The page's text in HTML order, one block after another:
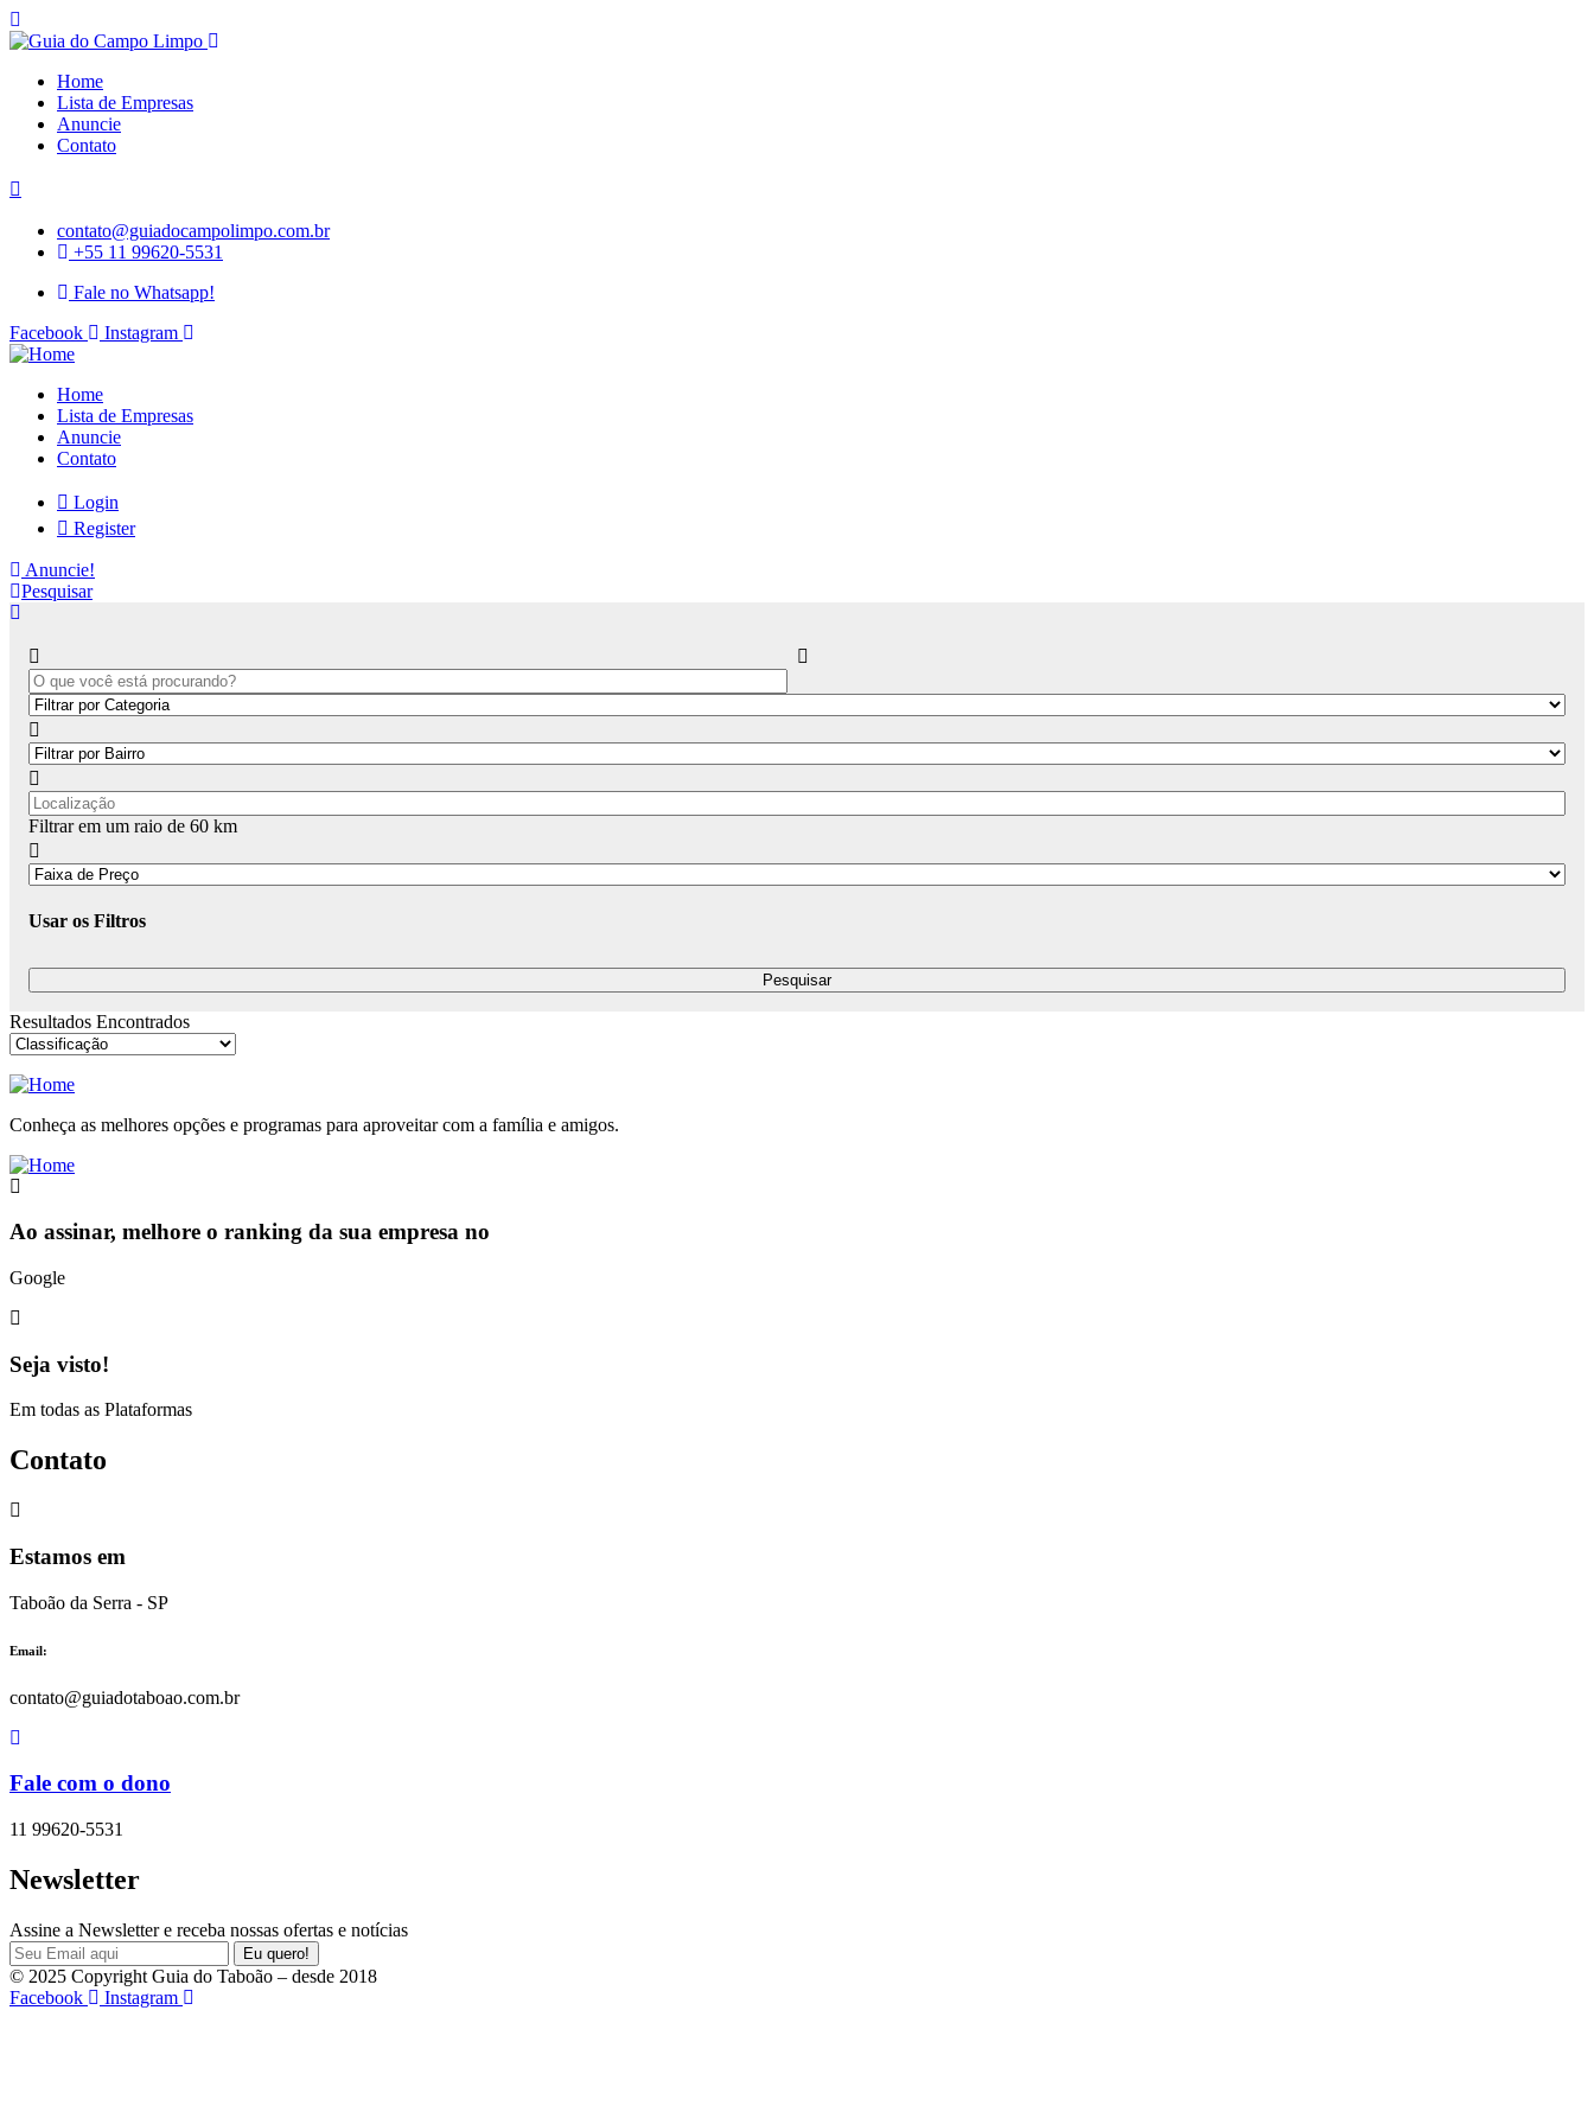
Home
Lista de Empresas
Anuncie
Contato
contato@guiadocampolimpo.com.br
+55 11 99620-5531
Fale no Whatsapp!
Facebook
Instagram
Home
Lista de Empresas
Anuncie
Contato
Login
Register
Anuncie!
Pesquisar
Filtrar em um raio de 60 km
Usar os Filtros
Resultados Encontrados
Conheça as melhores opções e programas para aproveitar com a família e amigos.
Ao assinar, melhore o ranking da sua empresa no
Google
Seja visto!
Em todas as Plataformas
Contato
Estamos em
Taboão da Serra - SP
Email:
contato@guiadotaboao.com.br
Fale com o dono
11 99620-5531
Newsletter
Assine a Newsletter e receba nossas ofertas e notícias
© 2025 Copyright Guia do Taboão – desde 2018
Facebook
Instagram